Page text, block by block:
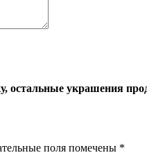
остальные украшения
поля помечены *